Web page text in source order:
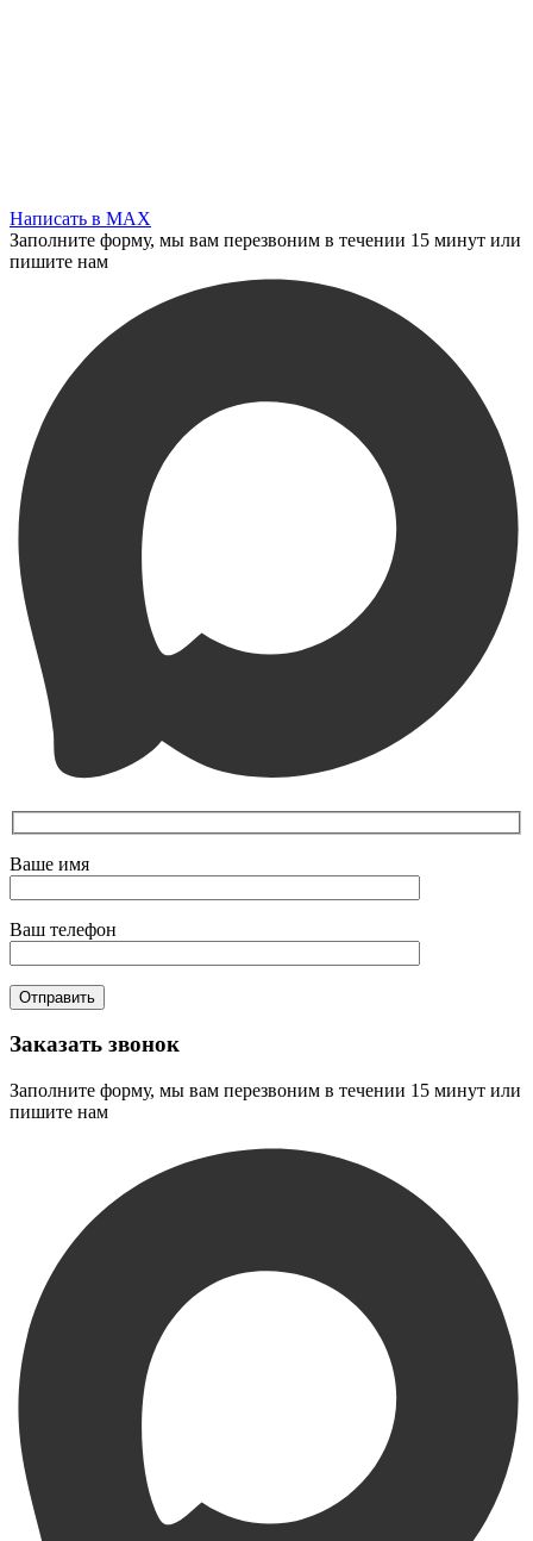
Написать в MAX
Заполните форму, мы вам перезвоним в течении 15 минут или
пишите нам
Ваше имя
Ваш телефон
Заказать звонок
Заполните форму, мы вам перезвоним в течении 15 минут или
пишите нам